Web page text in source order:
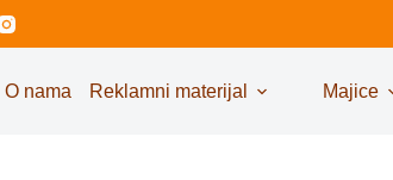
O nama Reklamni materijal Majice